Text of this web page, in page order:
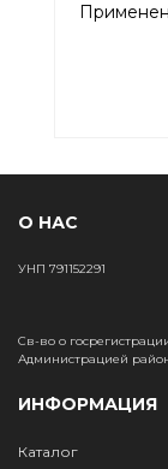
О НАС
УНП 791152291
Св-во о
Администрацией
ИНФОРМАЦИЯ
Каталог